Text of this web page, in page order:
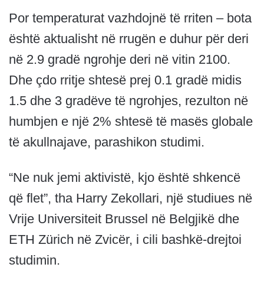
Por temperaturat vazhdojnë të rriten – bota
është aktualisht në rrugën e duhur për deri
në 2.9 gradë ngrohje deri në vitin 2100.
Dhe çdo rritje shtesë prej 0.1 gradë midis
1.5 dhe 3 gradëve të ngrohjes, rezulton në
humbjen e një 2% shtesë të masës globale
të akullnajave, parashikon studimi.
“Ne nuk jemi aktivistë, kjo është shkencë
që flet”, tha Harry Zekollari, një studiues në
Vrije Universiteit Brussel në Belgjikë dhe
ETH Zürich në Zvicër, i cili bashkë-drejtoi
studimin.